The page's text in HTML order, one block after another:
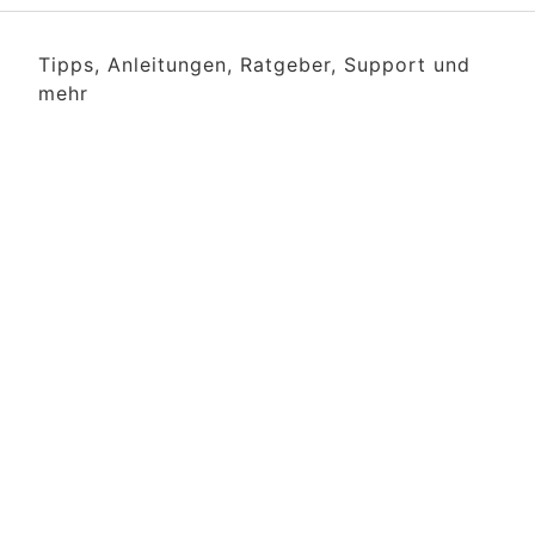
Tipps, Anleitungen, Ratgeber, Support und
mehr